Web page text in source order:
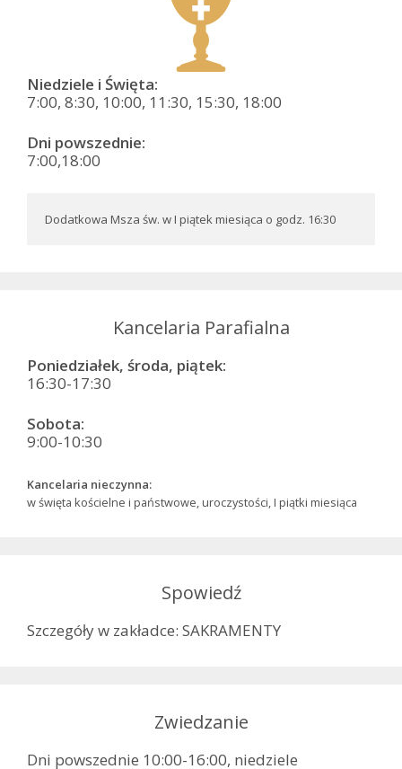
Niedziele i Święta:
7:00, 8:30, 10:00, 11:30, 15:30, 18:00
Dni powszednie:
7:00,18:00
Dodatkowa Msza św. w I piątek miesiąca o godz. 16:30
Kancelaria Parafialna
Poniedziałek, środa, piątek:
16:30-17:30
Sobota:
9:00-10:30
Kancelaria nieczynna:
w święta kościelne i państwowe, uroczystości, I piątki miesiąca
Spowiedź
Szczegóły w zakładce: SAKRAMENTY
Zwiedzanie
Dni powszednie 10:00-16:00, niedziele